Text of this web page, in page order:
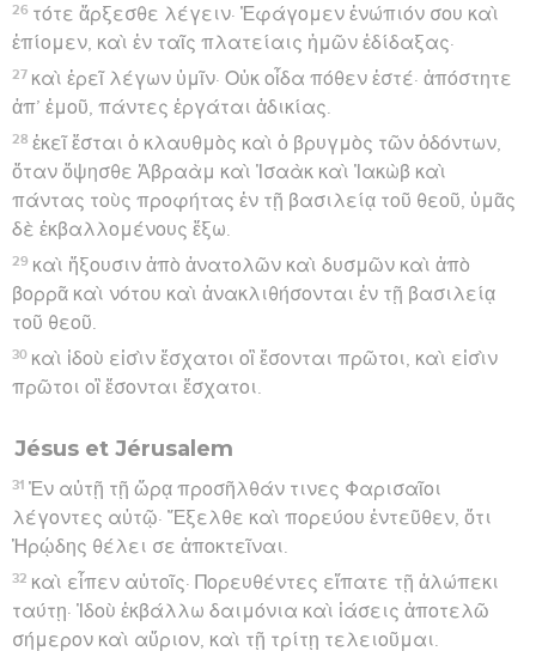
26 τότε ἄρξεσθε λέγειν· Ἐφάγομεν ἐνώπιόν σου καὶ
ἐπίομεν, καὶ ἐν ταῖς πλατείαις ἡμῶν ἐδίδαξας·
27 καὶ ἐρεῖ λέγων ὑμῖν· Οὐκ οἶδα πόθεν ἐστέ· ἀπόστητε
ἀπ’ ἐμοῦ, πάντες ἐργάται ἀδικίας.
28 ἐκεῖ ἔσται ὁ κλαυθμὸς καὶ ὁ βρυγμὸς τῶν ὀδόντων,
ὅταν ὄψησθε Ἀβραὰμ καὶ Ἰσαὰκ καὶ Ἰακὼβ καὶ
πάντας τοὺς προφήτας ἐν τῇ βασιλείᾳ τοῦ θεοῦ, ὑμᾶς
δὲ ἐκβαλλομένους ἔξω.
29 καὶ ἥξουσιν ἀπὸ ἀνατολῶν καὶ δυσμῶν καὶ ἀπὸ
βορρᾶ καὶ νότου καὶ ἀνακλιθήσονται ἐν τῇ βασιλείᾳ
τοῦ θεοῦ.
30 καὶ ἰδοὺ εἰσὶν ἔσχατοι οἳ ἔσονται πρῶτοι, καὶ εἰσὶν
πρῶτοι οἳ ἔσονται ἔσχατοι.
Jésus et Jérusalem
31 Ἐν αὐτῇ τῇ ὥρᾳ προσῆλθάν τινες Φαρισαῖοι
λέγοντες αὐτῷ· Ἔξελθε καὶ πορεύου ἐντεῦθεν, ὅτι
Ἡρῴδης θέλει σε ἀποκτεῖναι.
32 καὶ εἶπεν αὐτοῖς· Πορευθέντες εἴπατε τῇ ἀλώπεκι
ταύτῃ· Ἰδοὺ ἐκβάλλω δαιμόνια καὶ ἰάσεις ἀποτελῶ
σήμερον καὶ αὔριον, καὶ τῇ τρίτῃ τελειοῦμαι.